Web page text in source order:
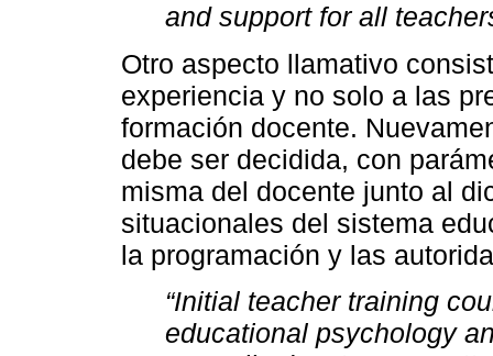
and support for all
Otro aspecto llamativo
experiencia y no solo a las
formación docente.
debe ser decidida, con
misma del docente junto al
situacionales del sistema
la programación y las
“Initial teacher training
educational psychology